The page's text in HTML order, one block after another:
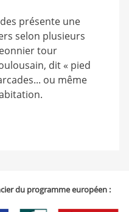
présente une
selon plusieurs
tour
dit « pied
ou même
du programme européen :